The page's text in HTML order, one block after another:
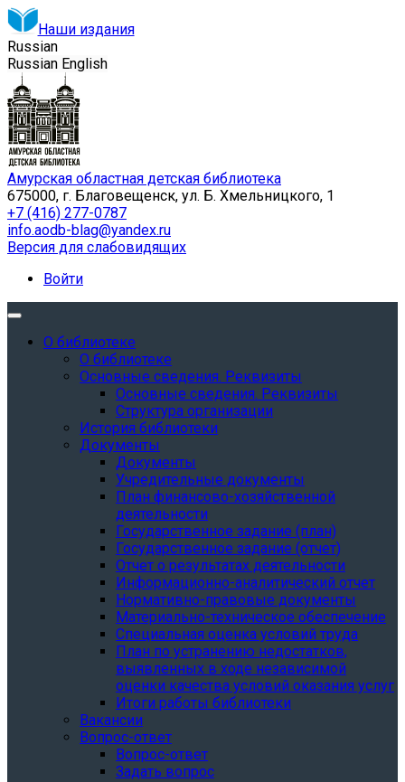
Наши издания
Russian
Russian English
Амурская областная детская библиотека
675000, г. Благовещенск, ул. Б. Хмельницкого, 1
+7 (416) 277-0787
info.aodb-blag@yandex.ru
Версия для слабовидящих
Войти
О библиотеке
О библиотеке
Основные сведения. Реквизиты
Основные сведения. Реквизиты
Структура организации
История библиотеки
Документы
Документы
Учредительные документы
План финансово-хозяйственной
деятельности
Государственное задание (план)
Государственное задание (отчет)
Отчет о результатах деятельности
Информационно-аналитический отчет
Нормативно-правовые документы
Материально-техническое обеспечение
Специальная оценка условий труда
План по устранению недостатков,
выявленных в ходе независимой
оценки качества условий оказания услуг
Итоги работы библиотеки
Вакансии
Вопрос-ответ
Вопрос-ответ
Задать вопрос